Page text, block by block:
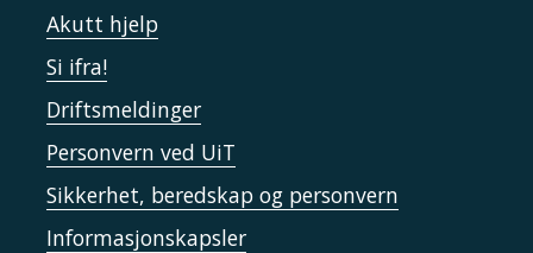
Akutt hjelp
Si ifra!
Driftsmeldinger
Personvern ved UiT
Sikkerhet, beredskap og personvern
Informasjonskapsler